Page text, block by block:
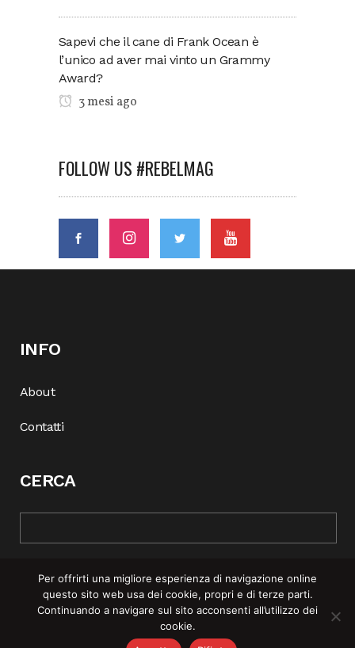
Sapevi che il cane di Frank Ocean è
l’unico ad aver mai vinto un Grammy
Award?
3 mesi ago
FOLLOW US #REBELMAG
INFO
About
Contatti
CERCA
© COPYRIGHT 2025 | REBEL MAG —
Per offrirti una migliore esperienza di navigazione online
questo sito web usa dei cookie, propri e di terze parti.
Continuando a navigare sul sito acconsenti all’utilizzo dei
cookie.